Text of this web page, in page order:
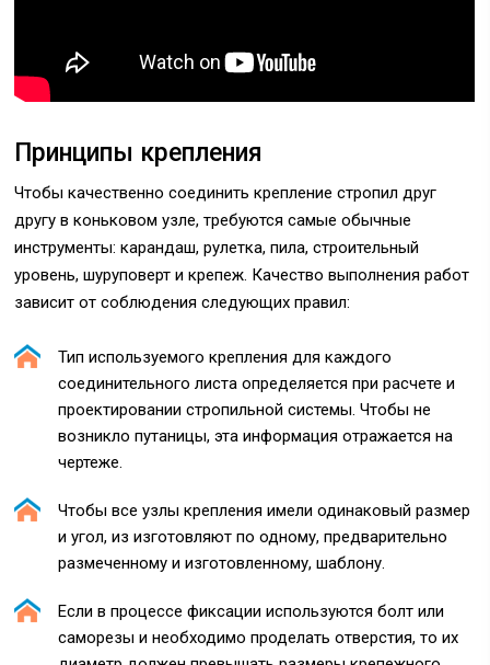
Принципы крепления
Чтобы качественно соединить крепление стропил друг
другу в коньковом узле, требуются самые обычные
инструменты: карандаш, рулетка, пила, строительный
уровень, шуруповерт и крепеж. Качество выполнения работ
зависит от соблюдения следующих правил:
Тип используемого крепления для каждого
соединительного листа определяется при расчете и
проектировании стропильной системы. Чтобы не
возникло путаницы, эта информация отражается на
чертеже.
Чтобы все узлы крепления имели одинаковый размер
и угол, из изготовляют по одному, предварительно
размеченному и изготовленному, шаблону.
Если в процессе фиксации используются болт или
саморезы и необходимо проделать отверстия, то их